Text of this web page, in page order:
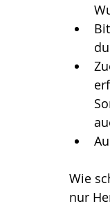
Wie
nur